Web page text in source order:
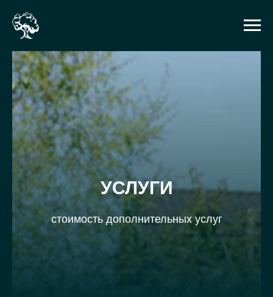
УСЛУГИ
стоимость дополнительных услуг